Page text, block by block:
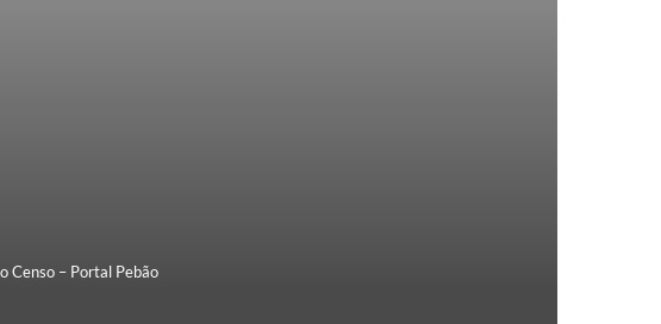
Censo – Portal Pebão